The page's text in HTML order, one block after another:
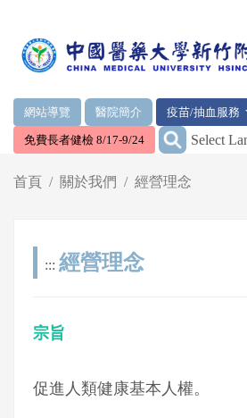
網站導覽 醫院簡介 疫苗/抽血服務
免費長者健檢 8/17-9/24 ::: Select
首頁 關於我們 經營理念
::: 經營理念
宗旨
促進人類健康基本人權。